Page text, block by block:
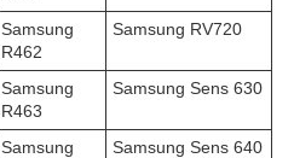
Samsung
R462
Samsung RV720
Samsung
R463
Samsung Sens 630
Samsung
Samsung Sens 640